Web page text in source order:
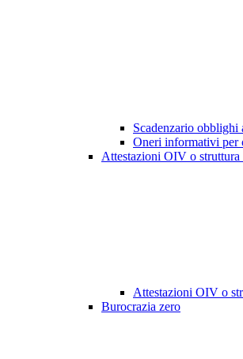
Scadenzario obblighi
Oneri informativi per
Attestazioni OIV o struttura
Attestazioni OIV o
Burocrazia zero